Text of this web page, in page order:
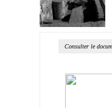
Consulter le